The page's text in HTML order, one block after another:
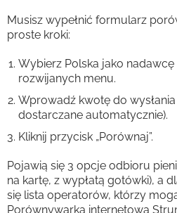
Musisz wypełnić formularz
proste kroki:
Wybierz Polska jako
rozwijanych menu.
Wprowadź kwotę do
dostarczane automatycznie).
Kliknij przycisk „Porównaj”.
Pojawią się 3 opcje odbioru
na kartę, z wypłatą gotówki), a
się lista operatorów, którzy
Porównywarka internetowa